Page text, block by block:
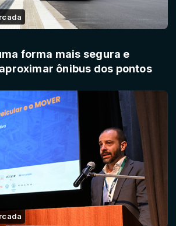
forma mais segura e
ônibus dos pontos